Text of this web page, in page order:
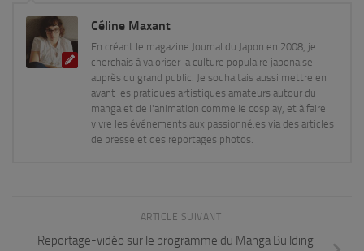
Céline Maxant
En créant le magazine Journal du Japon en 2008, je
cherchais à valoriser la culture populaire japonaise
auprès du grand public. Je souhaitais aussi mettre en
avant les pratiques artistiques amateurs autour du
manga et de l'animation comme le cosplay, et à faire
vivre les événements aux passionné.es via des articles
de presse et des reportages photos.
ARTICLE SUIVANT
Reportage-vidéo sur le programme du Manga Building